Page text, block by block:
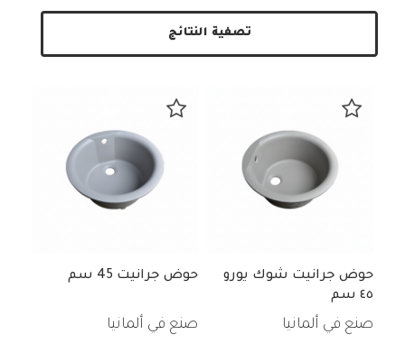
تصفية النتائج
حوض جرانيت شوك يورو
٤٥ سم
صنع في ألمانيا
حوض جرانيت 45 سم
صنع في ألمانيا